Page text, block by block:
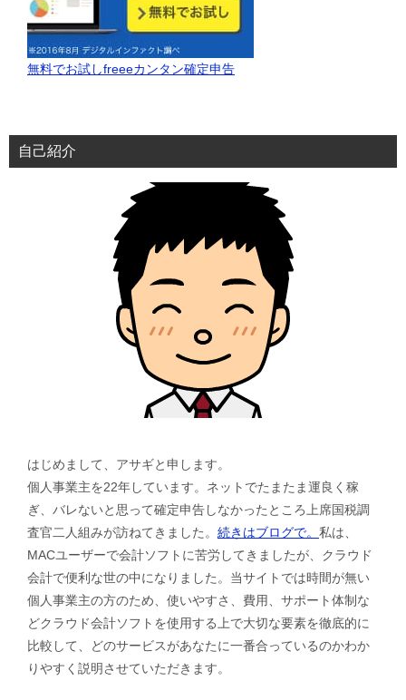
無料でお試しfreeeカンタン確定申告
自己紹介
はじめまして、アサギと申します。
個人事業主を22年しています。ネットでたまたま運良く稼
ぎ、バレないと思って確定申告しなかったところ上席国税調
査官二人組みが訪ねてきました。 続きはブログで。 私は、
MACユーザーで会計ソフトに苦労してきましたが、クラウド
会計で便利な世の中になりました。当サイトでは時間が無い
個人事業主の方のため、使いやすさ、費用、サポート体制な
どクラウド会計ソフトを使用する上で大切な要素を徹底的に
比較して、どのサービスがあなたに一番合っているのかわか
りやすく説明させていただきます。